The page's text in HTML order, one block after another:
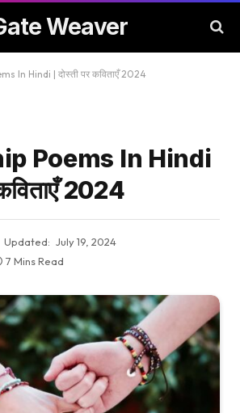
Weaver
In Hindi | दोस्ती पर कविताएँ 2024
Poems In Hindi
कविताएँ 2024
Updated: July 19, 2024
7 Mins Read